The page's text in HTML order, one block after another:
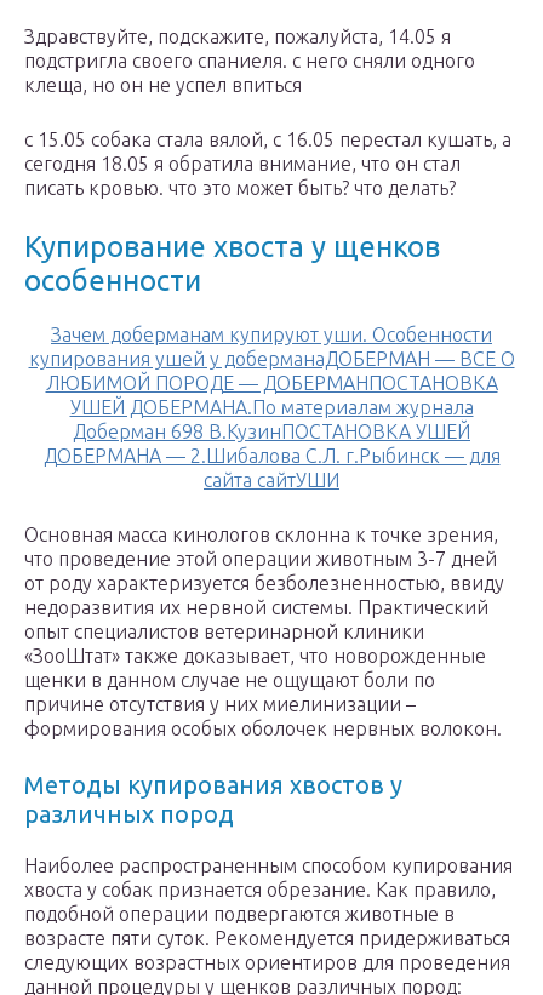
Здравствуйте, подскажите, пожалуйста, 14.05 я
подстригла своего спаниеля. с него сняли одного
клеща, но он не успел впиться
с 15.05 собака стала вялой, с 16.05 перестал кушать, а
сегодня 18.05 я обратила внимание, что он стал
писать кровью. что это может быть? что делать?
Купирование хвоста у щенков
особенности
Зачем доберманам купируют уши. Особенности
купирования ушей у доберманаДОБЕРМАН — ВСЕ О
ЛЮБИМОЙ ПОРОДЕ — ДОБЕРМАНПОСТАНОВКА
УШЕЙ ДОБЕРМАНА.По материалам журнала
Доберман 698 В.КузинПОСТАНОВКА УШЕЙ
ДОБЕРМАНА — 2.Шибалова С.Л. г.Рыбинск — для
сайта сайтУШИ
Основная масса кинологов склонна к точке зрения,
что проведение этой операции животным 3-7 дней
от роду характеризуется безболезненностью, ввиду
недоразвития их нервной системы. Практический
опыт специалистов ветеринарной клиники
«ЗооШтат» также доказывает, что новорожденные
щенки в данном случае не ощущают боли по
причине отсутствия у них миелинизации –
формирования особых оболочек нервных волокон.
Методы купирования хвостов у
различных пород
Наиболее распространенным способом купирования
хвоста у собак признается обрезание. Как правило,
подобной операции подвергаются животные в
возрасте пяти суток. Рекомендуется придерживаться
следующих возрастных ориентиров для проведения
данной процедуры у щенков различных пород: